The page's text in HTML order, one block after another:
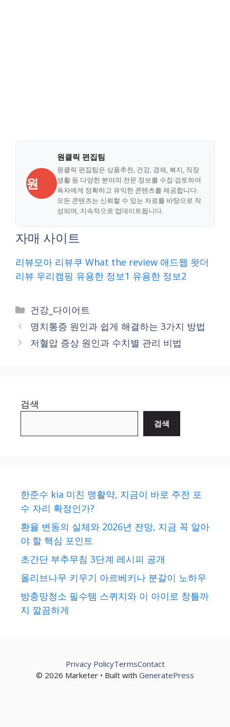
원
원클릭 편집팀
원클릭 편집팀은 상품추천, 건강, 경제, 복지, 직장
생활 등 다양한 분야의 전문 정보를 수집·검토하여
독자에게 정확하고 유익한 콘텐츠를 제공합니다.
모든 콘텐츠는 신뢰할 수 있는 자료를 바탕으로 작
성되며, 지속적으로 업데이트됩니다.
자매 사이트
리뷰모아 리뷰쿠 What the review 애드웹 왓더
리뷰 우리캠핑 유용한 정보1 유용한 정보2
Categories
건강_다이어트
명치통증 원인과 쉽게 해결하는 3가지 방법
저혈압 증상 원인과 수치별 관리 비법
검색
검색
한준수 kia 미친 맹활약, 지금이 바로 주전 포
수 자리 확정인가?
환율 변동의 실체와 2026년 전망, 지금 꼭 알아
야 할 핵심 포인트
초간단 부추무침 3단계 레시피 공개
올리브나무 키우기 아르베키나 분갈이 노하우
방충망청소 필수템 스퀴지와 이 아이로 창틀까
지 깔끔하게
© 2026 Marketer • Built with GeneratePress
Privacy PolicyTermsContact